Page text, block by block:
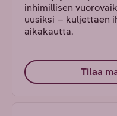
inhimillisen
uusiksi – kuljettaen
aikakautta.
Tilaa